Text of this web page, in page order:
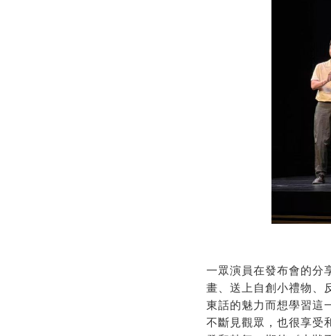
一眾演員在發布會的分
畫、送上自創小禮物、
東話的魅力而想學習這
不斷見觀眾，也很享受